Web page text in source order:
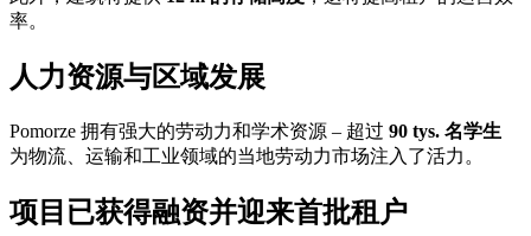
率。
人力资源与区域发展
Pomorze 拥有强大的劳动力和学术资源 – 超过 90 tys. 名学生
为物流、运输和工业领域的当地劳动力市场注入了活力。
项目已获得融资并迎来首批租户